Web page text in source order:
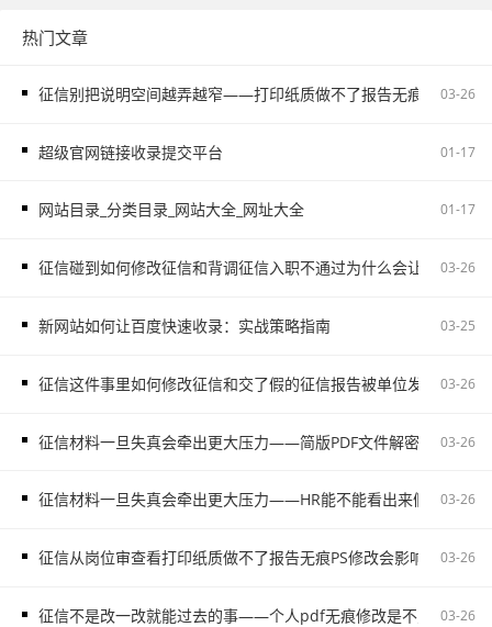
热门文章
征信别把说明空间越弄越窄——打印纸质做不了报告无痕PS修改和
03-26
超级官网链接收录提交平台 01-17
网站目录_分类目录_网站大全_网址大全 01-17
征信碰到如何修改征信和背调征信入职不通过为什么会让自己更被
03-26
新网站如何让百度快速收录：实战策略指南 03-25
征信这件事里如何修改征信和交了假的征信报告被单位发现容易把
03-26
征信材料一旦失真会牵出更大压力——简版PDF文件解密和入职征
03-26
征信材料一旦失真会牵出更大压力——HR能不能看出来假的征信
03-26
征信从岗位审查看打印纸质做不了报告无痕PS修改会影响后续职场
03-26
征信不是改一改就能过去的事——个人pdf无痕修改是不对的容易
03-26